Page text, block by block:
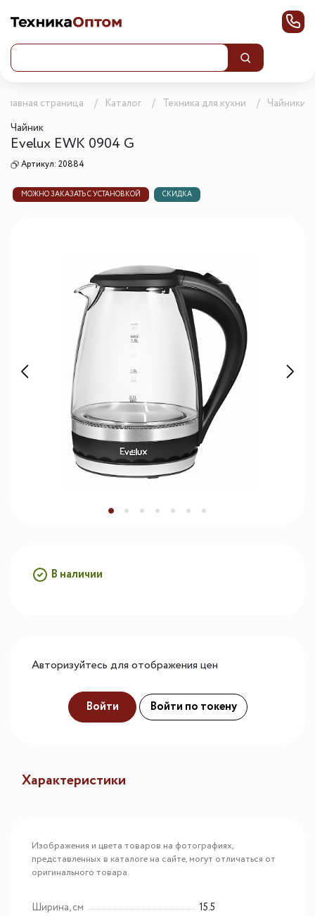
Главная страница Каталог Техника для кухни
Чайники
Чайник
Evelux EWK 0904 G
Артикул: 20884
МОЖНО ЗАКАЗАТЬ С УСТАНОВКОЙ СКИДКА
В наличии
Авторизуйтесь для отображения цен
Войти Войти по токену
Характеристики
Изображения и цвета товаров на фотографиях,
представленных в каталоге на сайте, могут отличаться от
оригинального товара.
Ширина, см
15.5